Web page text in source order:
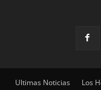
Ultimas Noticias Los